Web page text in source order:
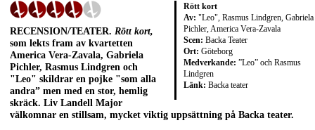
Rött kort
Av: "Leo", Rasmus Lindgren, Gabriela
Pichler, America Vera-Zavala
Scen: Backa Teater
Ort: Göteborg
Medverkande: ”Leo” och Rasmus
Lindgren
Länk: Backa teater
RECENSION/TEATER. Rött kort,
som lekts fram av kvartetten
America Vera-Zavala, Gabriela
Pichler, Rasmus Lindgren och
"Leo" skildrar en pojke "som alla
andra” men med en stor, hemlig
skräck. Liv Landell Major
välkomnar en stillsam, mycket viktig uppsättning på Backa teater.